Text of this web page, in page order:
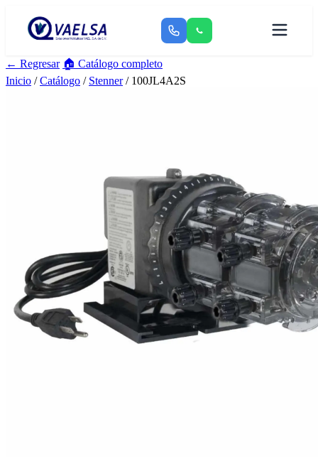
← Regresar 🏠 Catálogo completo
Inicio /Catálogo / Stenner/ 100JL4A2S